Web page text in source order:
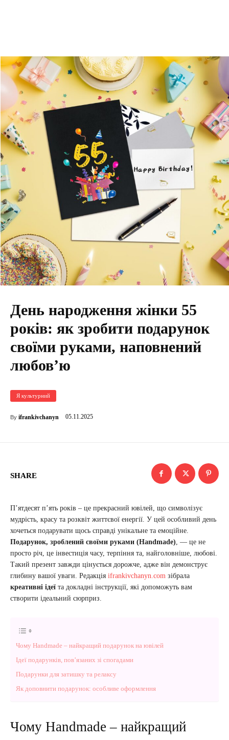
День народження жінки 55
років: як зробити подарунок
своїми руками, наповнений
любов’ю
Я культурний
By ifrankivchanyn 05.11.2025
SHARE
П’ятдесят п’ять років – це прекрасний ювілей, що символізує
мудрість, красу та розквіт життєвої енергії. У цей особливий день
хочеться подарувати щось справді унікальне та емоційне.
Подарунок, зроблений своїми руками (Handmade), — це не
просто річ, це інвестиція часу, терпіння та, найголовніше, любові.
Такий презент завжди цінується дорожче, адже він демонструє
глибину вашої уваги. Редакція ifrankivchanyn.com зібрала
креативні ідеї та докладні інструкції, які допоможуть вам
створити ідеальний сюрприз.
Чому Handmade – найкращий подарунок на ювілей
Ідеї подарунків, пов’язаних зі спогадами
Подарунки для затишку та релаксу
Як доповнити подарунок: особливе оформлення
Чому Handmade – найкращий